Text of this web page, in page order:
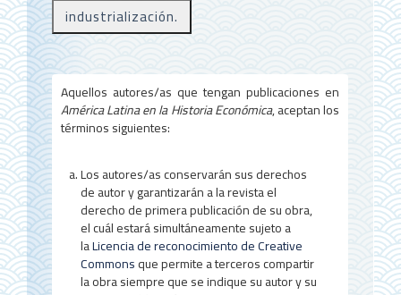
l
d
e
l
a
r
t
í
c
industrialización.
Aquellos autores/as que tengan publicaciones en
América Latina en la Historia Económica, aceptan los
términos siguientes:
Los autores/as conservarán sus derechos
de autor y garantizarán a la revista el
derecho de primera publicación de su obra,
el cuál estará simultáneamente sujeto a
laLicencia de reconocimiento de Creative
Commonsque permite a terceros compartir
la obra siempre que se indique su autor y su